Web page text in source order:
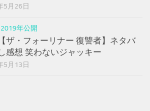
5月26日
2019年公開
ザ・フォーリナー 復讐者】ネタバ
感想 笑わないジャッキー
5月13日